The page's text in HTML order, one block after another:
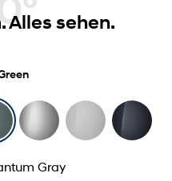
Alles sehen.